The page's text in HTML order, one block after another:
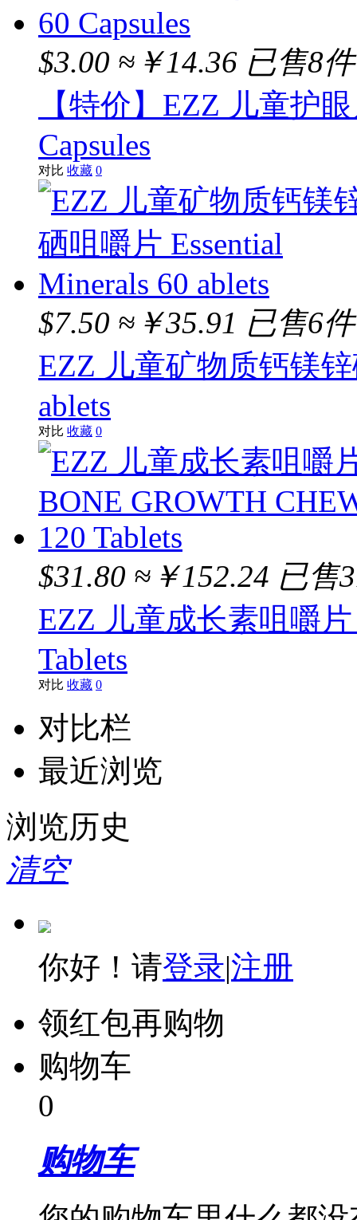
$3.00 ≈￥14.36 已售8件
【特价】EZZ 儿童护
Capsules
对比 收藏 0
$7.50 ≈￥35.91 已售6件
EZZ 儿童矿物质钙镁锌
ablets
对比 收藏 0
$31.80 ≈￥152.24 已售
EZZ 儿童成长素咀嚼
Tablets
对比 收藏 0
对比栏
最近浏览
浏览历史
清空
你好！请登录|注册
领红包再购物
购物车
0
购物车